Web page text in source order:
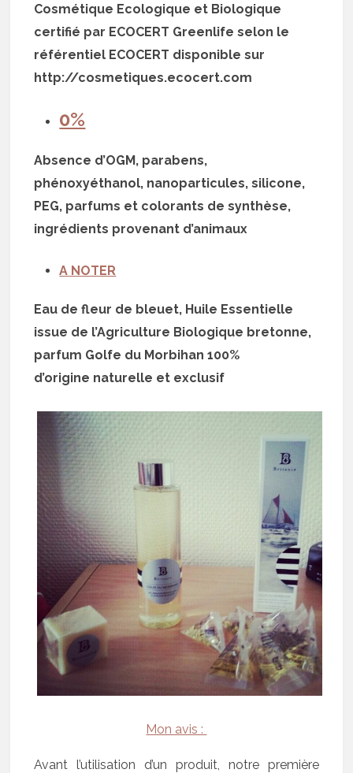
Cosmétique Ecologique et Biologique
certifié par ECOCERT Greenlife selon le
référentiel ECOCERT disponible sur
http://cosmetiques.ecocert.com
0%
Absence d’OGM, parabens,
phénoxyéthanol, nanoparticules, silicone,
PEG, parfums et colorants de synthèse,
ingrédients provenant d’animaux
A NOTER
Eau de fleur de bleuet, Huile Essentielle
issue de l’Agriculture Biologique bretonne,
parfum Golfe du Morbihan 100%
d’origine naturelle et exclusif
Mon avis :
Avant l’utilisation d’un produit, notre première